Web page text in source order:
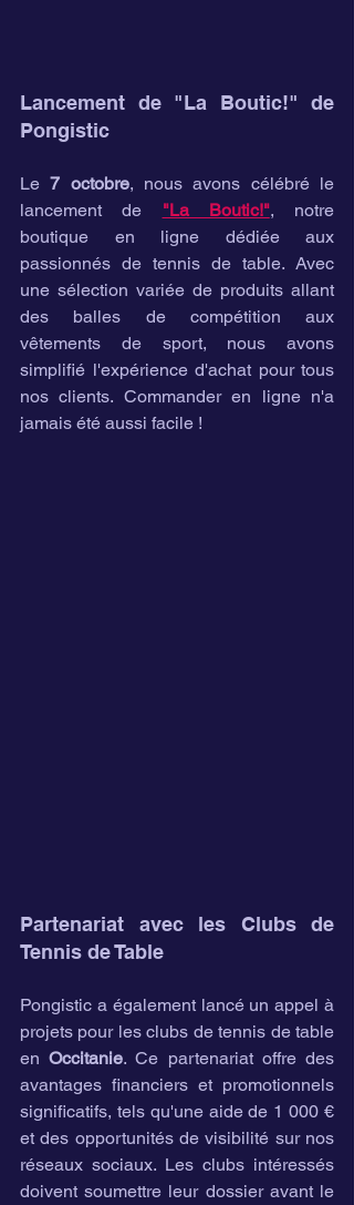
Lancement de "La Boutic!" de
Pongistic
Le 7 octobre, nous avons célébré le
lancement de "La Boutic!", notre
boutique en ligne dédiée aux
passionnés de tennis de table. Avec
une sélection variée de produits allant
des balles de compétition aux
vêtements de sport, nous avons
simplifié l'expérience d'achat pour tous
nos clients. Commander en ligne n'a
jamais été aussi facile !
Partenariat avec les Clubs de
Tennis de Table
Pongistic a également lancé un appel à
projets pour les clubs de tennis de table
en Occitanie. Ce partenariat offre des
avantages financiers et promotionnels
significatifs, tels qu'une aide de 1 000 €
et des opportunités de visibilité sur nos
réseaux sociaux. Les clubs intéressés